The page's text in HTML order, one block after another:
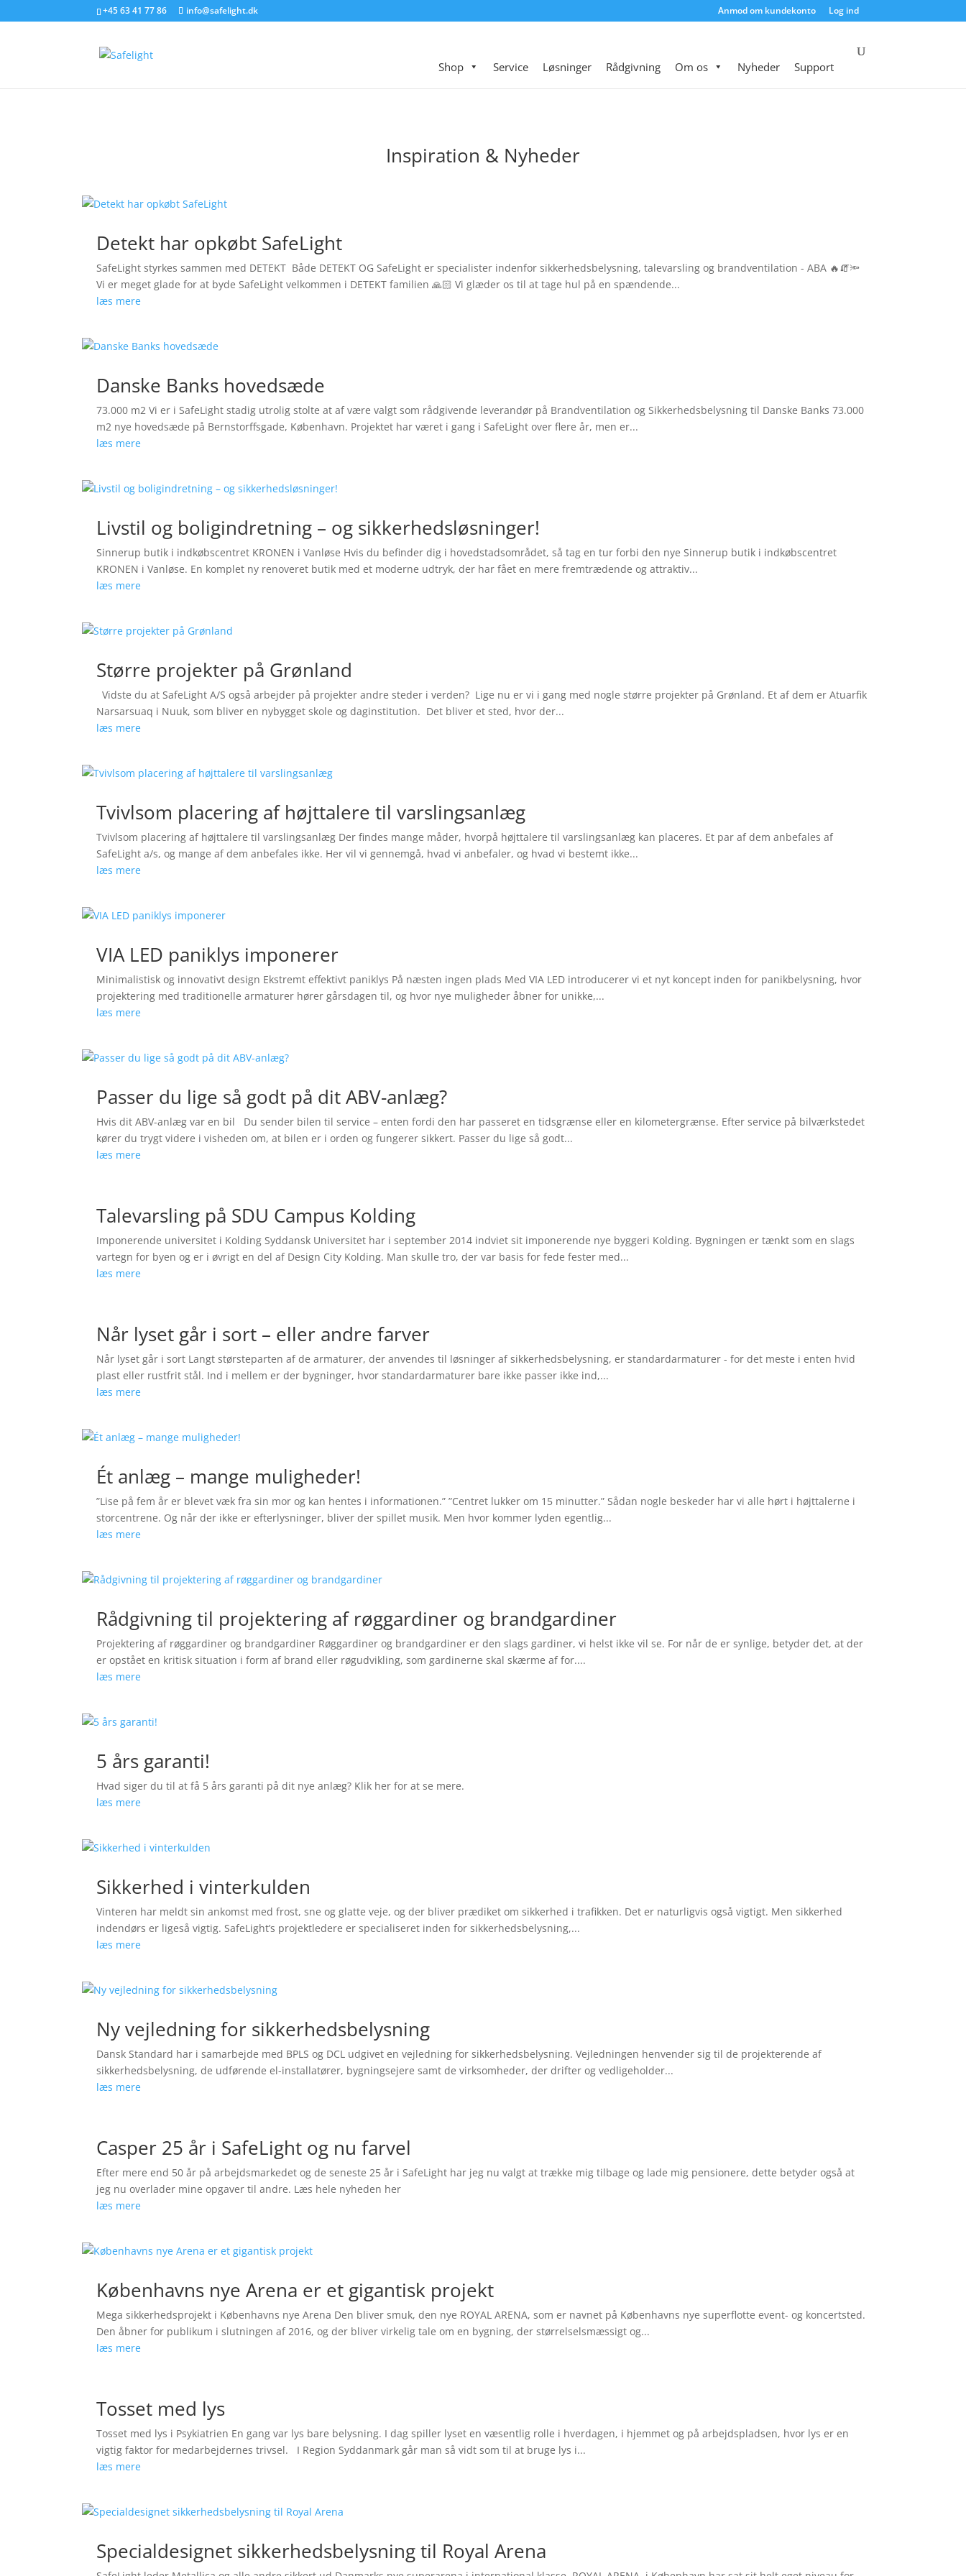
+45 63 41 77 86 info@safelight.dk Anmod om kundekonto Log ind
Shop Service Løsninger Rådgivning Om os Nyheder Support
Inspiration & Nyheder
Detekt har opkøbt SafeLight
SafeLight styrkes sammen med DETEKT Både DETEKT OG SafeLight er specialister indenfor sikkerhedsbelysning, talevarsling og brandventilation - ABA 🔥🧯🔦
Vi er meget glade for at byde SafeLight velkommen i DETEKT familien 🙏🏻 Vi glæder os til at tage hul på en spændende...
læs mere
Danske Banks hovedsæde
73.000 m2 Vi er i SafeLight stadig utrolig stolte at af være valgt som rådgivende leverandør på Brandventilation og Sikkerhedsbelysning til Danske Banks 73.000
m2 nye hovedsæde på Bernstorffsgade, København. Projektet har været i gang i SafeLight over flere år, men er...
læs mere
Livstil og boligindretning – og sikkerhedsløsninger!
Sinnerup butik i indkøbscentret KRONEN i Vanløse Hvis du befinder dig i hovedstadsområdet, så tag en tur forbi den nye Sinnerup butik i indkøbscentret
KRONEN i Vanløse. En komplet ny renoveret butik med et moderne udtryk, der har fået en mere fremtrædende og attraktiv...
læs mere
Større projekter på Grønland
Vidste du at SafeLight A/S også arbejder på projekter andre steder i verden? ‌ Lige nu er vi i gang med nogle større projekter på Grønland. Et af dem er Atuarfik
Narsarsuaq i Nuuk, som bliver en nybygget skole og daginstitution. ‌ Det bliver et sted, hvor der...
læs mere
Tvivlsom placering af højttalere til varslingsanlæg
Tvivlsom placering af højttalere til varslingsanlæg Der findes mange måder, hvorpå højttalere til varslingsanlæg kan placeres. Et par af dem anbefales af
SafeLight a/s, og mange af dem anbefales ikke. Her vil vi gennemgå, hvad vi anbefaler, og hvad vi bestemt ikke...
læs mere
VIA LED paniklys imponerer
Minimalistisk og innovativt design Ekstremt effektivt paniklys På næsten ingen plads Med VIA LED introducerer vi et nyt koncept inden for panikbelysning, hvor
projektering med traditionelle armaturer hører gårsdagen til, og hvor nye muligheder åbner for unikke,...
læs mere
Passer du lige så godt på dit ABV-anlæg?
Hvis dit ABV-anlæg var en bil Du sender bilen til service – enten fordi den har passeret en tidsgrænse eller en kilometergrænse. Efter service på bilværkstedet
kører du trygt videre i visheden om, at bilen er i orden og fungerer sikkert. Passer du lige så godt...
læs mere
Talevarsling på SDU Campus Kolding
Imponerende universitet i Kolding Syddansk Universitet har i september 2014 indviet sit imponerende nye byggeri Kolding. Bygningen er tænkt som en slags
vartegn for byen og er i øvrigt en del af Design City Kolding. Man skulle tro, der var basis for fede fester med...
læs mere
Når lyset går i sort – eller andre farver
Når lyset går i sort Langt størsteparten af de armaturer, der anvendes til løsninger af sikkerhedsbelysning, er standardarmaturer - for det meste i enten hvid
plast eller rustfrit stål. Ind i mellem er der bygninger, hvor standardarmaturer bare ikke passer ikke ind,...
læs mere
Ét anlæg – mange muligheder!
”Lise på fem år er blevet væk fra sin mor og kan hentes i informationen.” ”Centret lukker om 15 minutter.” Sådan nogle beskeder har vi alle hørt i højttalerne i
storcentrene. Og når der ikke er efterlysninger, bliver der spillet musik. Men hvor kommer lyden egentlig...
læs mere
Rådgivning til projektering af røggardiner og brandgardiner
Projektering af røggardiner og brandgardiner Røggardiner og brandgardiner er den slags gardiner, vi helst ikke vil se. For når de er synlige, betyder det, at der
er opstået en kritisk situation i form af brand eller røgudvikling, som gardinerne skal skærme af for....
læs mere
5 års garanti!
Hvad siger du til at få 5 års garanti på dit nye anlæg? Klik her for at se mere.
læs mere
Sikkerhed i vinterkulden
Vinteren har meldt sin ankomst med frost, sne og glatte veje, og der bliver prædiket om sikkerhed i trafikken. Det er naturligvis også vigtigt. Men sikkerhed
indendørs er ligeså vigtig. SafeLight’s projektledere er specialiseret inden for sikkerhedsbelysning,...
læs mere
Ny vejledning for sikkerhedsbelysning
Dansk Standard har i samarbejde med BPLS og DCL udgivet en vejledning for sikkerhedsbelysning. Vejledningen henvender sig til de projekterende af
sikkerhedsbelysning, de udførende el-installatører, bygningsejere samt de virksomheder, der drifter og vedligeholder...
læs mere
Casper 25 år i SafeLight og nu farvel
Efter mere end 50 år på arbejdsmarkedet og de seneste 25 år i SafeLight har jeg nu valgt at trække mig tilbage og lade mig pensionere, dette betyder også at
jeg nu overlader mine opgaver til andre. Læs hele nyheden her
læs mere
Københavns nye Arena er et gigantisk projekt
Mega sikkerhedsprojekt i Københavns nye Arena Den bliver smuk, den nye ROYAL ARENA, som er navnet på Københavns nye superflotte event- og koncertsted.
Den åbner for publikum i slutningen af 2016, og der bliver virkelig tale om en bygning, der størrelselsmæssigt og...
læs mere
Tosset med lys
Tosset med lys i Psykiatrien En gang var lys bare belysning. I dag spiller lyset en væsentlig rolle i hverdagen, i hjemmet og på arbejdspladsen, hvor lys er en
vigtig faktor for medarbejdernes trivsel. I Region Syddanmark går man så vidt som til at bruge lys i...
læs mere
Specialdesignet sikkerhedsbelysning til Royal Arena